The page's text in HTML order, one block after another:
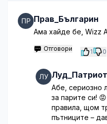
Прав_Българин
Ама хайде бе, Wizz
Отговори 1 0
Луд_Патриот
Абе, сериозно
за парите си!
правила, щом
пътниците –